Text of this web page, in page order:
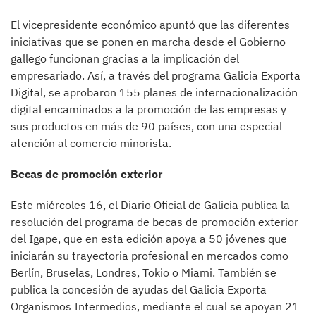
El vicepresidente económico apuntó que las diferentes
iniciativas que se ponen en marcha desde el Gobierno
gallego funcionan gracias a la implicación del
empresariado. Así, a través del programa Galicia Exporta
Digital, se aprobaron 155 planes de internacionalización
digital encaminados a la promoción de las empresas y
sus productos en más de 90 países, con una especial
atención al comercio minorista.
Becas de promoción exterior
Este miércoles 16, el Diario Oficial de Galicia publica la
resolución del programa de becas de promoción exterior
del Igape, que en esta edición apoya a 50 jóvenes que
iniciarán su trayectoria profesional en mercados como
Berlín, Bruselas, Londres, Tokio o Miami. También se
publica la concesión de ayudas del Galicia Exporta
Organismos Intermedios, mediante el cual se apoyan 21